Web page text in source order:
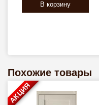
В корзину
Похожие товары
АКЦИЯ